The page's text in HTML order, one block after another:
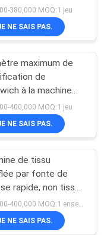
32
40
coupeur de
résistant à la
380,000 MOQ:1 jeu
NE SAIS PAS.
maximum de
de
à la machine
de film
de couleur
400,000 MOQ:1 jeu
NE SAIS PAS.
de tissu
par fonte de
rapide, non tissé
à machine blanc
à faible bruit avec
de 2400 filières
NE SAIS PAS.